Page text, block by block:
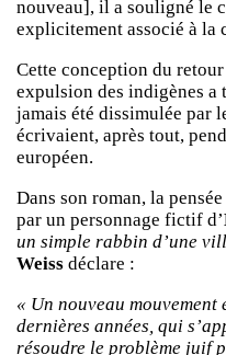
nouveau], il a souligné le
explicitement associé à la
Cette conception du
expulsion des indigènes a
jamais été dissimulée par
écrivaient, après tout,
européen.
Dans son roman, la pensée
par un personnage fictif d’
un simple rabbin d’une
Weiss déclare :
« Un nouveau
dernières années, qui
résoudre le problème juif